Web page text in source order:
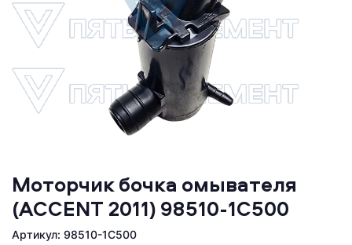
Моторчик бочка омывателя
(ACCENT 2011) 98510-1C500
Артикул: 98510-1C500